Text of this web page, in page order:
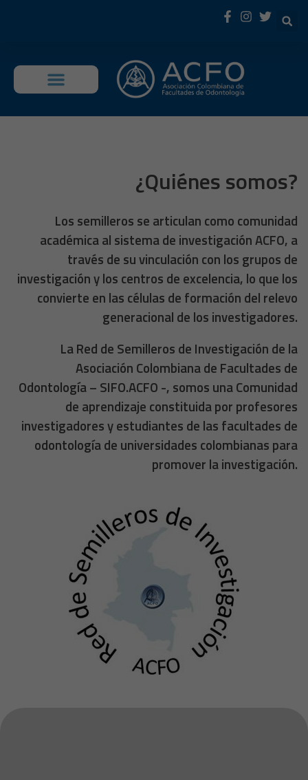
¿Quiénes somos?
Los semilleros se articulan como comunidad
académica al sistema de investigación ACFO, a
través de su vinculación con los grupos de
investigación y los centros de excelencia, lo que los
convierte en las células de formación del relevo
generacional de los investigadores.
La Red de Semilleros de Investigación de la
Asociación Colombiana de Facultades de
Odontología – SIFO.ACFO -, somos una Comunidad
de aprendizaje constituida por profesores
investigadores y estudiantes de las facultades de
odontología de universidades colombianas para
promover la investigación.